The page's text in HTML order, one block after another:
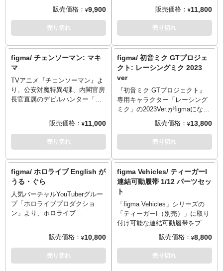
リーも充実。さらに刑事ドラマ
に欠かせない（？）時限爆弾も
今回から付属します！
ィスプレイが楽しめます！
会の「砂狼シロコ」がfigmaにな
って再登場！表情は「無表情
顔」、「照れ顔」の2種をご用
意。付属品として「アサルトラ
スカート＋片膝立ち用交換パー
ツ」が付属します。「アサルト
ライフル」はマガジンやスコー
プ、サプレッサーの着脱が可能
で、ストックも可動します。
ジンパーツを使用して、「アサ
ルトライフル」を取り付けるこ
とが可能です。覆面水着団の
「覆面頭部」で、印象的な銀行
ざまなシーンを可能にする可動
支柱付きのLサイズfigma台座が
同梱。
(C) NEXON Games Co., Ltd. &
Yostar, Inc. All Rights Reserved.
販売価格： ¥9,900
売り切れ
ロダクション』より秘密結社
holoX総帥「ラプラス・ダークネ
ス」がfigmaになって登場！
[付属品]表情パーツ：「真顔」
オプションパーツ：「カラス」
「コーラ」「手首が見えるタイ
プの袖」ほか
販売価格： ¥11,800
売り切れ
figma/ チェンソーマン: マキ
マ
TVアニメ『チェンソーマン』よ
り、公安対魔特異4課、内閣官房
長官直属のデビルハンター「マ
す！スムーズ且つキチッと決ま
るfigmaオリジナル関節パーツ
で、さまざまなシーンを再現。
要所に軟質素材を使う事でプロ
確保。表情パーツには「微笑み
顔」「笑顔」「真顔」をセレク
トし、差し替えが可能。オプシ
ョンパーツは「ポーズ手」「キ
ャンディー」「ビールジョッ
キ」「座り用下半身」ほかが用
販売価格： ¥11,000
売り切れ
figma/ 初音ミク GTプロジェ
クト: レーシングミク 2023
ver
『初音ミク GTプロジェクト』
専用キャラクター「レーシング
ミク」の2023Ver.がfigmaになっ
て登場！人気イラストレータ
ー、トリダモノ氏が描いたイラ
ストを再現しました。 「笑顔」
「視線変更顔」の表情パーツ、
付属。
販売価格： ¥13,800
売り切れ
figma/ ホロライブ English が
うる・ぐら
人気バーチャルYouTuberグルー
プ「ホロライブプロダクショ
ン」より、ホロライブ
figmaになって登場！スムーズ且
つキチッと決まるfigmaオリジナ
ル関節パーツで、さまざまなシ
ーンを再現。要所に軟質素材を
販売価格： ¥10,800
売り切れ
figma Vehicles/ ティーガーI
連結可動履帯 1/12 パーツセッ
ト
「figma Vehicles」シリーズの
「ティーガーI（別売）」に取り
付け可能な連結可動履帯をプラ
スチックモデルとして立体化。
一枚ずつ独立して成形された履
板を金属製のシャフトでつなぐ
構造とし、実物に忠実なディテ
販売価格： ¥8,800
売り切れ